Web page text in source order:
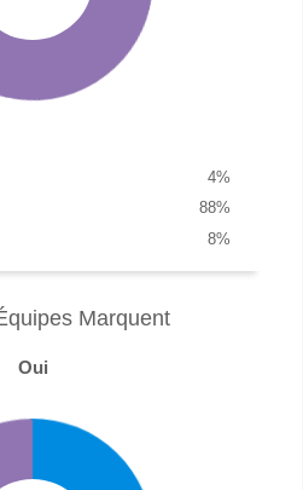
%
4
%
88
%
8
Marquent
Oui